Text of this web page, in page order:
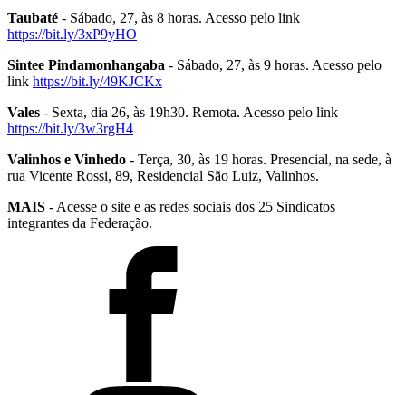
Taubaté - Sábado, 27, às 8 horas. Acesso pelo link
https://bit.ly/3xP9yHO
Sintee Pindamonhangaba - Sábado, 27, às 9 horas. Acesso pelo
link https://bit.ly/49KJCKx
Vales - Sexta, dia 26, às 19h30. Remota. Acesso pelo link
https://bit.ly/3w3rgH4
Valinhos e Vinhedo - Terça, 30, às 19 horas. Presencial, na sede, à
rua Vicente Rossi, 89, Residencial São Luiz, Valinhos.
MAIS - Acesse o site e as redes sociais dos 25 Sindicatos
integrantes da Federação.